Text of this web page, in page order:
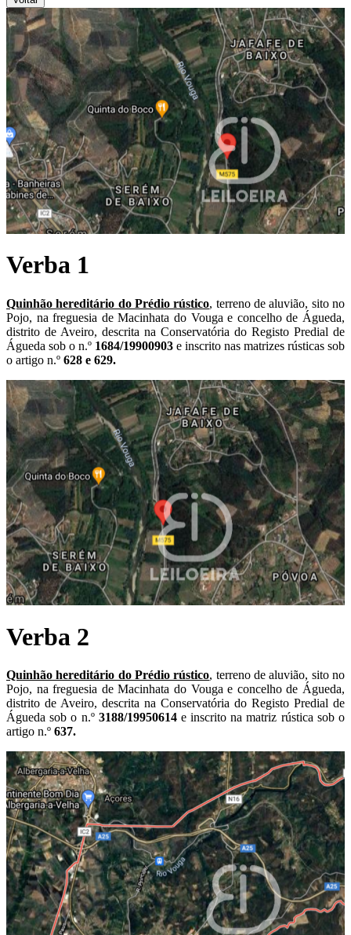
Verba 1
Quinhão hereditário do Prédio rústico, terreno de aluvião, sito no
Pojo, na freguesia de Macinhata do Vouga e concelho de Águeda,
distrito de Aveiro, descrita na Conservatória do Registo Predial de
Águeda sob o n.º 1684/19900903 e inscrito nas matrizes rústicas sob
o artigo n.º 628 e 629.
Verba 2
Quinhão hereditário do Prédio rústico, terreno de aluvião, sito no
Pojo, na freguesia de Macinhata do Vouga e concelho de Águeda,
distrito de Aveiro, descrita na Conservatória do Registo Predial de
Águeda sob o n.º 3188/19950614 e inscrito na matriz rústica sob o
artigo n.º 637.